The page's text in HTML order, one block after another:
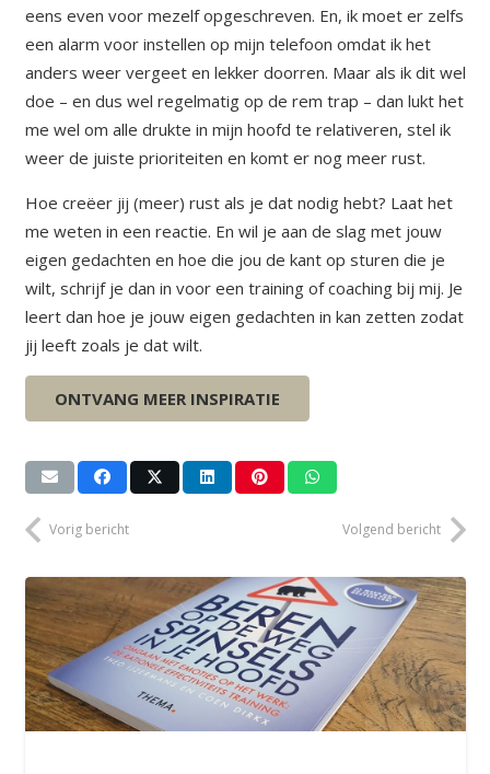
eens even voor mezelf opgeschreven. En, ik moet er zelfs
een alarm voor instellen op mijn telefoon omdat ik het
anders weer vergeet en lekker doorren. Maar als ik dit wel
doe – en dus wel regelmatig op de rem trap – dan lukt het
me wel om alle drukte in mijn hoofd te relativeren, stel ik
weer de juiste prioriteiten en komt er nog meer rust.
Hoe creëer jij (meer) rust als je dat nodig hebt? Laat het
me weten in een reactie. En wil je aan de slag met jouw
eigen gedachten en hoe die jou de kant op sturen die je
wilt, schrijf je dan in voor een training of coaching bij mij. Je
leert dan hoe je jouw eigen gedachten in kan zetten zodat
jij leeft zoals je dat wilt.
Groet, Eiline
ONTVANG MEER INSPIRATIE
Vorig bericht Volgend bericht